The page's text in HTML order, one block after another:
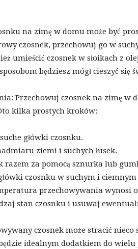
na zimę w domu może być
czosnek, przechowuj go w
umieścić czosnek w słoikach z
będziesz mógł cieszyć się
Przechowuj czosnek na zimę w
kilka prostych kroków:
główki czosnku.
ziemi i suchych łusek.
razem za pomocą sznurka lub
czosnku w suchym i
przechowywania wynosi
stan czosnku i usuwaj
czosnek może stracić
idealnym dodatkiem do